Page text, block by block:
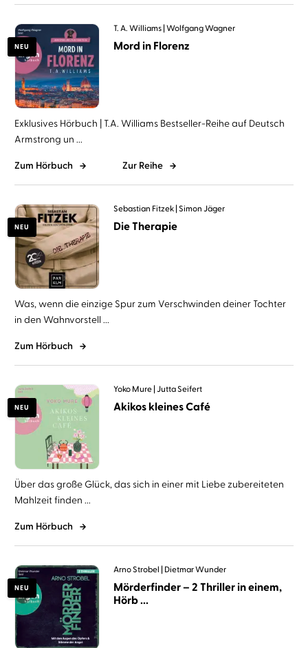
NEU
T. A. Williams Wolfgang Wagner
Mord in Florenz
Exklusives Hörbuch | T.A. Williams Bestseller-Reihe auf Deutsch
Armstrong un ...
Zum Hörbuch Zur Reihe
NEU
Sebastian Fitzek Simon Jäger
Die Therapie
Was, wenn die einzige Spur zum Verschwinden deiner Tochter
in den Wahnvorstell ...
Zum Hörbuch
NEU
Yoko Mure Jutta Seifert
Akikos kleines Café
Über das große Glück, das sich in einer mit Liebe zubereiteten
Mahlzeit finden ...
Zum Hörbuch
NEU
Arno Strobel Dietmar Wunder
Mörderfinder – 2 Thriller in einem,
Hörb ...